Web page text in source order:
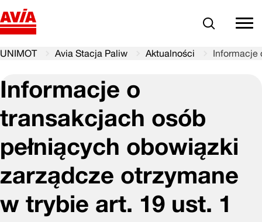
Szukaj
UNIMOT Avia Stacja Paliw Aktualności Informacje
Informacje o
transakcjach osób
pełniących obowiązki
zarządcze otrzymane
w trybie art. 19 ust. 1